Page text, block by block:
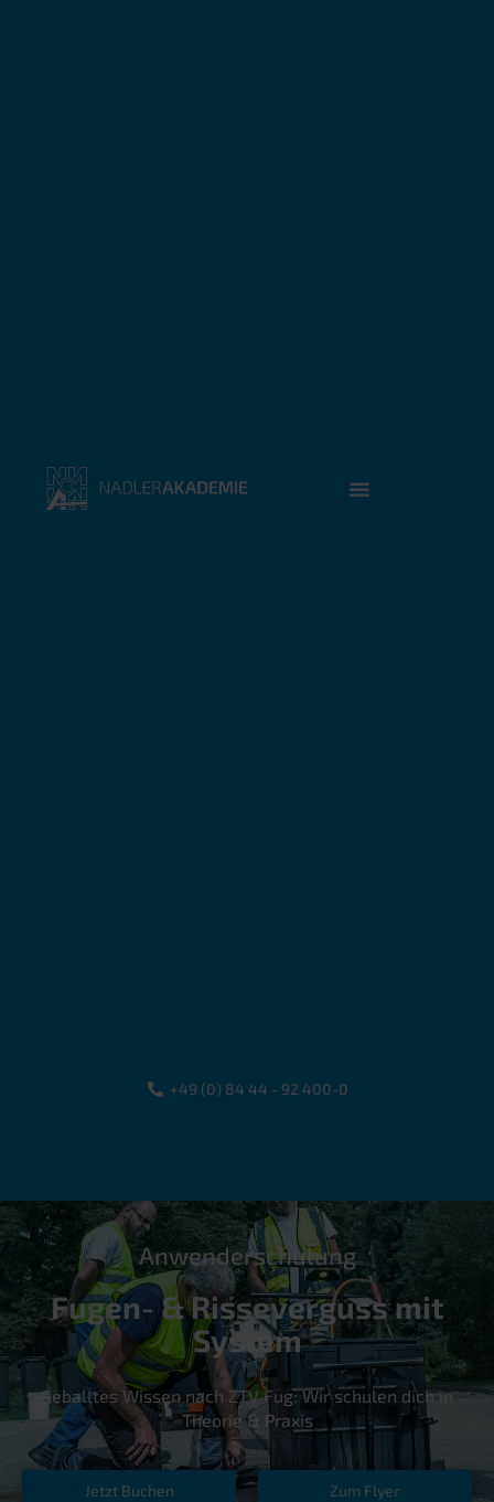
+49 (0) 84 44 - 92 400-0
Anwenderschulung
Fugen- & Risseverguss mit
System
Geballtes Wissen nach ZTV Fug: Wir schulen dich in
Theorie & Praxis
Jetzt Buchen Zum Flyer